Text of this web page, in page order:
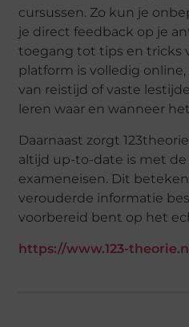
cursussen. Zo kun je
je direct feedback op je
toegang tot tips en tricks
platform is volledig
van reistijd of vaste
leren waar en wanneer
Daarnaast zorgt
altijd up-to-date is met de
exameneisen. Dit
verouderde informatie
voorbereid bent op het
https://www.123-